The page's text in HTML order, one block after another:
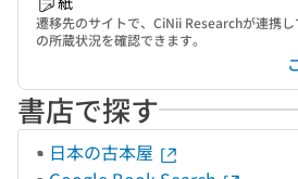
遷移先のサイトで、CiNii Researchが連携
の所蔵状況を確認できます。
書店で探す
日本の古本屋